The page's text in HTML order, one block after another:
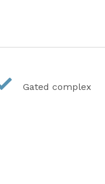
Gated complex